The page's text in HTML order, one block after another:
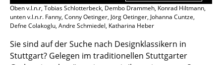
Oben v.l.n.r, Tobias Schlotterbeck, Dembo Drammeh, Konrad Hiltmann,
unten v.l.n.r. Fanny, Conny Oetinger, Jörg Oetinger, Johanna Cuntze,
Defne Colakoglu, Andre Schmiedel, Katharina Heber
Sie sind auf der Suche nach Designklassikern in
Stuttgart? Gelegen im traditionellen Stuttgarter